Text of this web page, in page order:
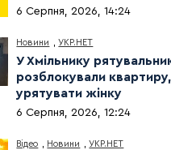
6 Серпня, 2026, 14:24
Новини ,УКР.НЕТ
У Хмільнику
розблокували
урятувати жінку
6 Серпня, 2026, 12:24
Відео Новини ,УКР.НЕТ